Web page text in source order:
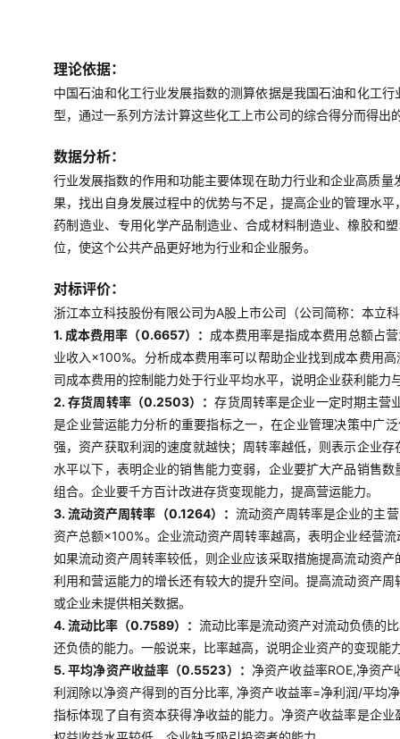
理论依据：
中国石油和化工行业发展指数的测算依据是我国石油和化工
型，通过一系列方法计算这些化工上市公司的综合得分而得
数据分析：
行业发展指数的作用和功能主要体现在助力行业和企业高质
果，找出自身发展过程中的优势与不足，提高企业的管理水
药制造业、专用化学产品制造业、合成材料制造业、橡胶和
位，使这个公共产品更好地为行业和企业服务。
对标评价：
浙江本立科技股份有限公司为A股上市公司（公司简称：本
1. 成本费用率（0.6657）： 成本费用率是指成本费用总额占
业收入×100%。分析成本费用率可以帮助企业找到成本费用
司成本费用的控制能力处于行业平均水平，说明企业获利能力
2. 存货周转率（0.2503）：存货周转率是企业一定时期主营
是企业营运能力分析的重要指标之一，在企业管理决策中广
强，资产获取利润的速度就越快；周转率越低，则表示企业
水平以下，表明企业的销售能力变弱，企业要扩大产品销售
组合。企业要千方百计改进存货变现能力，提高营运能力。
3. 流动资产周转率（0.1264）： 流动资产周转率是企业的主
资产总额×100%。企业流动资产周转率越高，表明企业经营
如果流动资产周转率较低，则企业应该采取措施提高流动资
利用和营运能力的增长还有较大的提升空间。提高流动资产
或企业未提供相关数据。
4. 流动比率（0.7589）： 流动比率是流动资产对流动负债的
还负债的能力。一般说来，比率越高，说明企业资产的变现
5. 平均净资产收益率（0.5523）： 净资产收益率ROE,净资
利润除以净资产得到的百分比率, 净资产收益率=净利润/平均
指标体现了自有资本获得净收益的能力。净资产收益率是企